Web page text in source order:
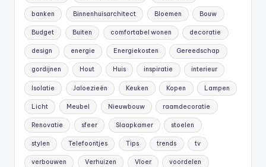
banken Binnenhuisarchitect Bloemen Bouw
Budget Buiten comfortabel wonen decoratie
design energie Energiekosten Gereedschap
gordijnen Hout Huis inspiratie interieur
Isolatie Jaloezieën Keuken Kopen Lampen
Licht Meubel Nieuwbouw raamdecoratie
Renovatie sfeer Slaapkamer stoelen
stylen Telefoontjes Tips trends tv
verbouwen Verhuizen Vloer voordelen